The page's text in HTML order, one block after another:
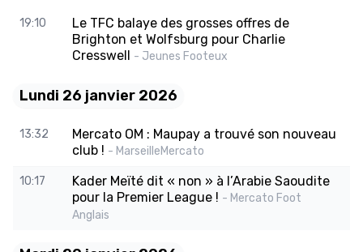
19:10
Le TFC balaye des grosses offres de
Brighton et Wolfsburg pour Charlie
Cresswell - Jeunes Footeux
Lundi 26 janvier 2026
13:32
Mercato OM : Maupay a trouvé son nouveau
club ! - MarseilleMercato
10:17
Kader Meïté dit « non » à l’Arabie Saoudite
pour la Premier League ! - Mercato Foot
Anglais